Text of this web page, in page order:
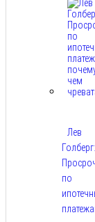
Лев
Голберг:
по